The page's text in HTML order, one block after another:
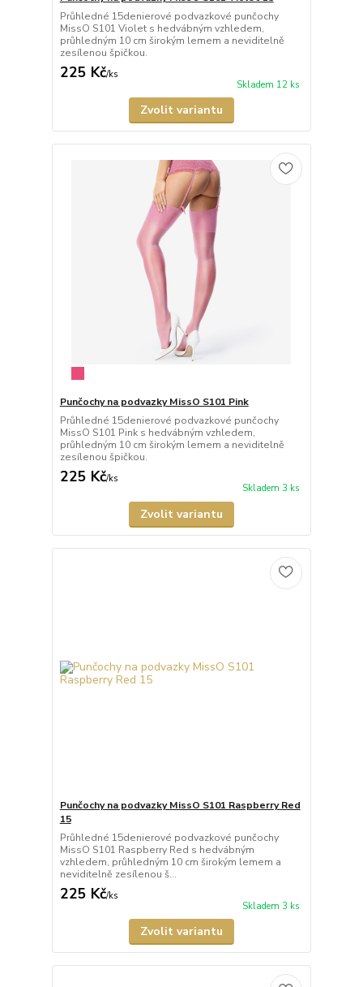
Průhledné 15denierové podvazkové punčochy
MissO S101 Violet s hedvábným vzhledem,
průhledným 10 cm širokým lemem a neviditelně
zesílenou špičkou.
225 Kč/ks
Skladem 12 ks
Zvolit variantu
Punčochy na podvazky MissO S101 Pink
Průhledné 15denierové podvazkové punčochy
MissO S101 Pink s hedvábným vzhledem,
průhledným 10 cm širokým lemem a neviditelně
zesílenou špičkou.
225 Kč/ks
Skladem 3 ks
Zvolit variantu
Punčochy na podvazky MissO S101 Raspberry Red
15
Průhledné 15denierové podvazkové punčochy
MissO S101 Raspberry Red s hedvábným
vzhledem, průhledným 10 cm širokým lemem a
neviditelně zesílenou š...
225 Kč/ks
Skladem 3 ks
Zvolit variantu